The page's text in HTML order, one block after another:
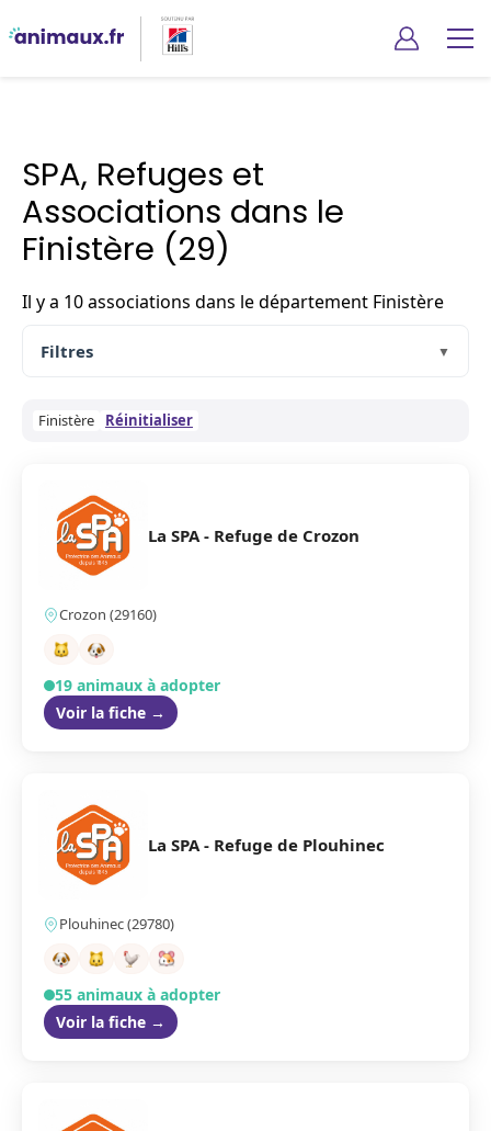
SPA, Refuges et
Associations dans le
Finistère (29)
Il y a 10 associations dans le département Finistère
Filtres ▼
Finistère Réinitialiser
La SPA - Refuge de Crozon
Crozon (29160)
19 animaux à adopter
Voir la fiche →
La SPA - Refuge de Plouhinec
Plouhinec (29780)
55 animaux à adopter
Voir la fiche →